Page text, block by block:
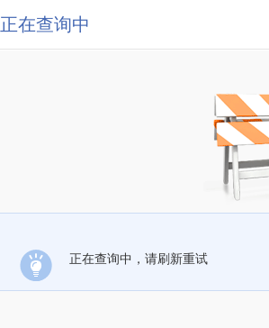
正在查询中
正在查询中，请刷新重试